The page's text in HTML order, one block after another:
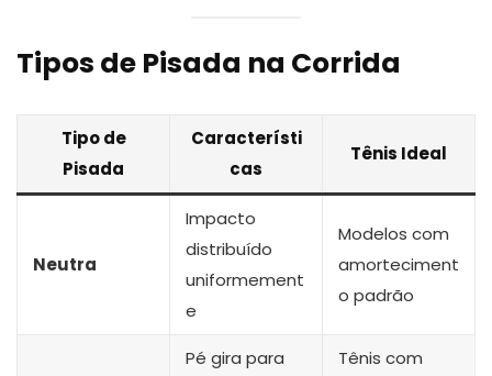
Tipos de Pisada na Corrida
Tipo de
Pisada
Característi
cas
Tênis Ideal
Neutra
Impacto
distribuído
uniformement
e
Modelos com
amorteciment
o padrão
Pé gira para
Tênis com